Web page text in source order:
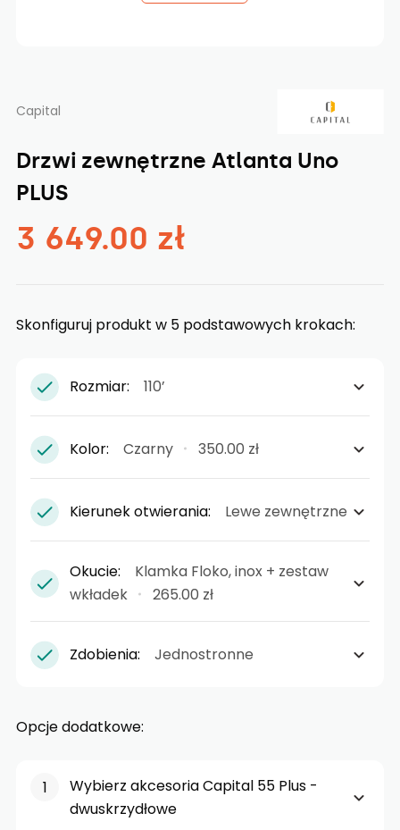
Capital
Drzwi zewnętrzne Atlanta Uno
PLUS
3 649.00 zł
Skonfiguruj produkt w 5 podstawowych krokach:
Rozmiar: 110’
Kolor: Czarny 350.00 zł
Kierunek otwierania: Lewe zewnętrzne
Okucie:
Klamka Floko, inox + zestaw
wkładek
265.00 zł
Zdobienia: Jednostronne
Opcje dodatkowe:
Wybierz akcesoria Capital 55 Plus -
dwuskrzydłowe